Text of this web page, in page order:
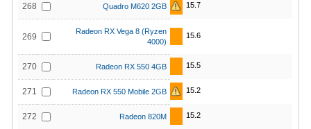
268 Quadro M620 2GB 15.7
269
Radeon RX Vega 8 (Ryzen
4000)
15.6
270 Radeon RX 550 4GB 15.5
271 Radeon RX 550 Mobile 2GB 15.2
272 Radeon 820M 15.2